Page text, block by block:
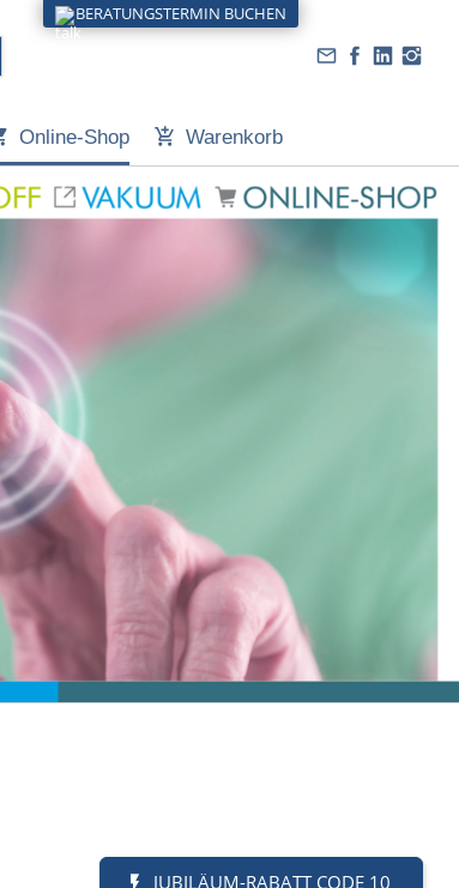
Online-Shop Warenkorb
JUBILÄUM-RABATT CODE 10
BERATUNGSTERMIN BUCHEN